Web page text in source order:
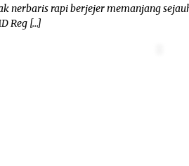
nerbaris rapi berjejer memanjang
Reg […]